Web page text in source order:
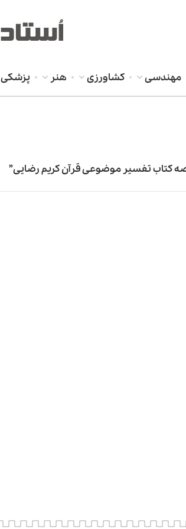
مهندسی کشاورزی هنر پزشکی
کتاب تفسیر موضوعی قرآن کریم رضایی”